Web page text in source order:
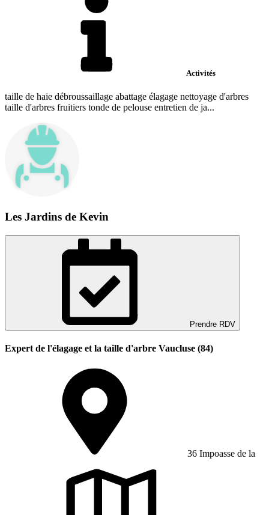
Activités
taille de haie débroussaillage abattage élagage nettoyage d'arbres
taille d'arbres fruitiers tonde de pelouse entretien de ja...
Les Jardins de Kevin
Prendre RDV
Expert de l'élagage et la taille d'arbre Vaucluse (84)
36 Impoasse de la